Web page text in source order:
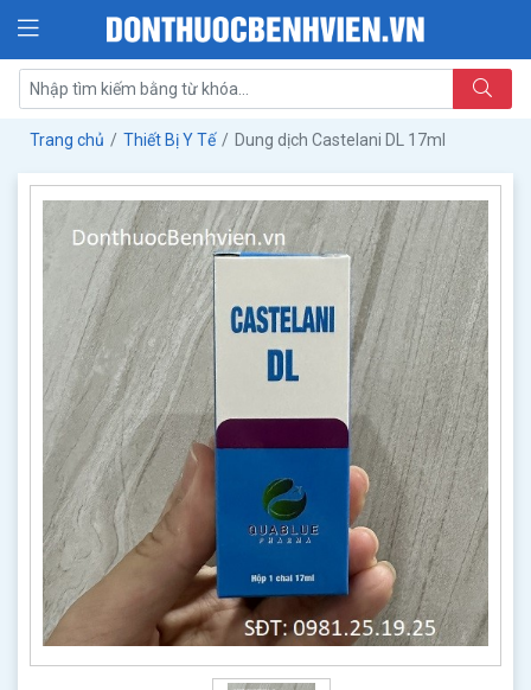
Trang chủ Thiết Bị Y Tế Dung dịch Castelani DL 17ml